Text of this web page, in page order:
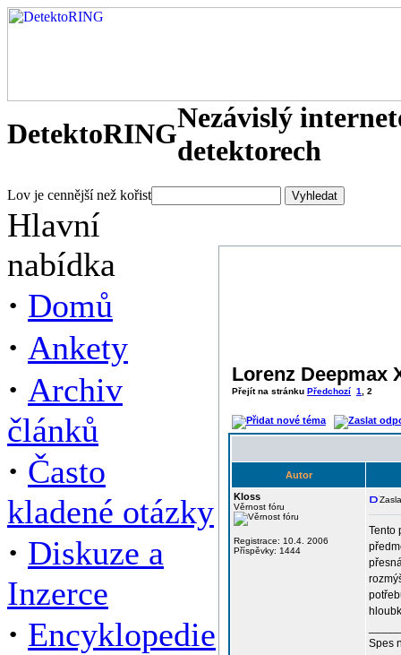
DetektoRINGNezávislý
detektorech
Lov je cennější než kořist
Hlavní
nabídka
· Domů
· Ankety
· Archiv
článků
· Často
kladené otázky
· Diskuze a
Inzerce
· Encyklopedie
Lorenz Deepmax
Přejít na stránku Předchozí 1 2
Autor
Kloss
Věrnost fóru
Registrace: 10.4. 2006
Příspěvky: 1444
Tento
Spes